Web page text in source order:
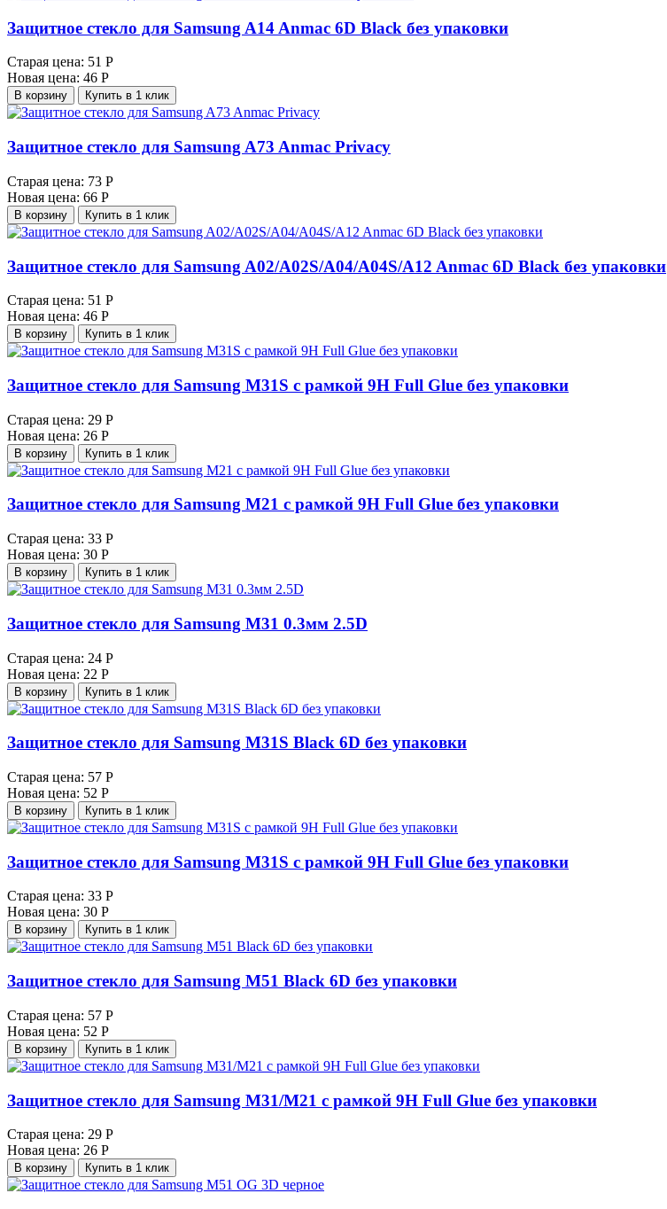
Защитное стекло для Samsung A14 Anmac 6D Black без упаковки
Старая цена: 51 Р
Новая цена: 46 Р
В корзину Купить в 1 клик
Защитное стекло для Samsung A73 Anmac Privacy
Старая цена: 73 Р
Новая цена: 66 Р
В корзину Купить в 1 клик
Защитное стекло для Samsung A02/A02S/A04/A04S/A12 Anmac 6D Black без упаковки
Старая цена: 51 Р
Новая цена: 46 Р
В корзину Купить в 1 клик
Защитное стекло для Samsung M31S с рамкой 9H Full Glue без упаковки
Старая цена: 29 Р
Новая цена: 26 Р
В корзину Купить в 1 клик
Защитное стекло для Samsung M21 с рамкой 9H Full Glue без упаковки
Старая цена: 33 Р
Новая цена: 30 Р
В корзину Купить в 1 клик
Защитное стекло для Samsung M31 0.3мм 2.5D
Старая цена: 24 Р
Новая цена: 22 Р
В корзину Купить в 1 клик
Защитное стекло для Samsung M31S Black 6D без упаковки
Старая цена: 57 Р
Новая цена: 52 Р
В корзину Купить в 1 клик
Защитное стекло для Samsung M31S с рамкой 9H Full Glue без упаковки
Старая цена: 33 Р
Новая цена: 30 Р
В корзину Купить в 1 клик
Защитное стекло для Samsung M51 Black 6D без упаковки
Старая цена: 57 Р
Новая цена: 52 Р
В корзину Купить в 1 клик
Защитное стекло для Samsung M31/M21 с рамкой 9H Full Glue без упаковки
Старая цена: 29 Р
Новая цена: 26 Р
В корзину Купить в 1 клик